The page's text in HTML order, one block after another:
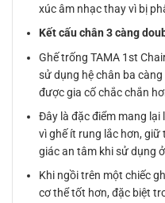
xúc âm nhạc thay vì bị
Kết cấu chân 3 càng
Ghế trống TAMA 1st
sử dụng hệ chân ba
được gia cố chắc chắn
Đây là đặc điểm mang
vì ghế ít rung lắc hơn,
giác an tâm khi sử dụng
Khi ngồi trên một chiếc
cơ thể tốt hơn, đặc biệt